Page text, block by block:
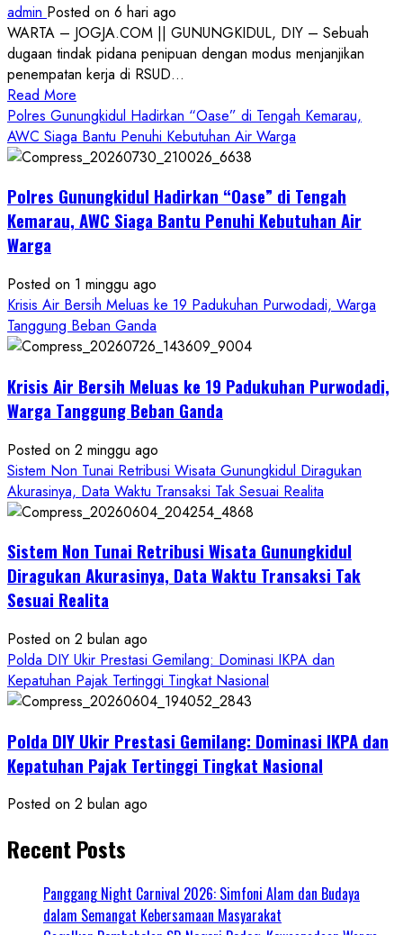
admin Posted on 6 hari ago
WARTA – JOGJA.COM || GUNUNGKIDUL, DIY – Sebuah
dugaan tindak pidana penipuan dengan modus menjanjikan
penempatan kerja di RSUD...
Read More
more
about
Dugaan
Masuk
Kerja
Seret
Oknum
Wartawan
Polres Gunungkidul Hadirkan “Oase” di Tengah Kemarau,
AWC Siaga Bantu Penuhi Kebutuhan Air Warga
Polres Gunungkidul Hadirkan “Oase” di Tengah
Kemarau, AWC Siaga Bantu Penuhi Kebutuhan Air
Warga
Posted on 1 minggu ago
Krisis Air Bersih Meluas ke 19 Padukuhan Purwodadi, Warga
Tanggung Beban Ganda
Krisis Air Bersih Meluas ke 19 Padukuhan Purwodadi,
Warga Tanggung Beban Ganda
Posted on 2 minggu ago
Sistem Non Tunai Retribusi Wisata Gunungkidul Diragukan
Akurasinya, Data Waktu Transaksi Tak Sesuai Realita
Sistem Non Tunai Retribusi Wisata Gunungkidul
Diragukan Akurasinya, Data Waktu Transaksi Tak
Sesuai Realita
Posted on 2 bulan ago
Polda DIY Ukir Prestasi Gemilang: Dominasi IKPA dan
Kepatuhan Pajak Tertinggi Tingkat Nasional
Polda DIY Ukir Prestasi Gemilang: Dominasi IKPA dan
Kepatuhan Pajak Tertinggi Tingkat Nasional
Posted on 2 bulan ago
Recent Posts
Panggang Night Carnival 2026: Simfoni Alam dan Budaya
dalam Semangat Kebersamaan Masyarakat